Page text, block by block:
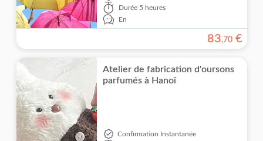
Durée 5 heures
En
83,70 €
Atelier de fabrication d'oursons
parfumés à Hanoï
Confirmation Instantanée